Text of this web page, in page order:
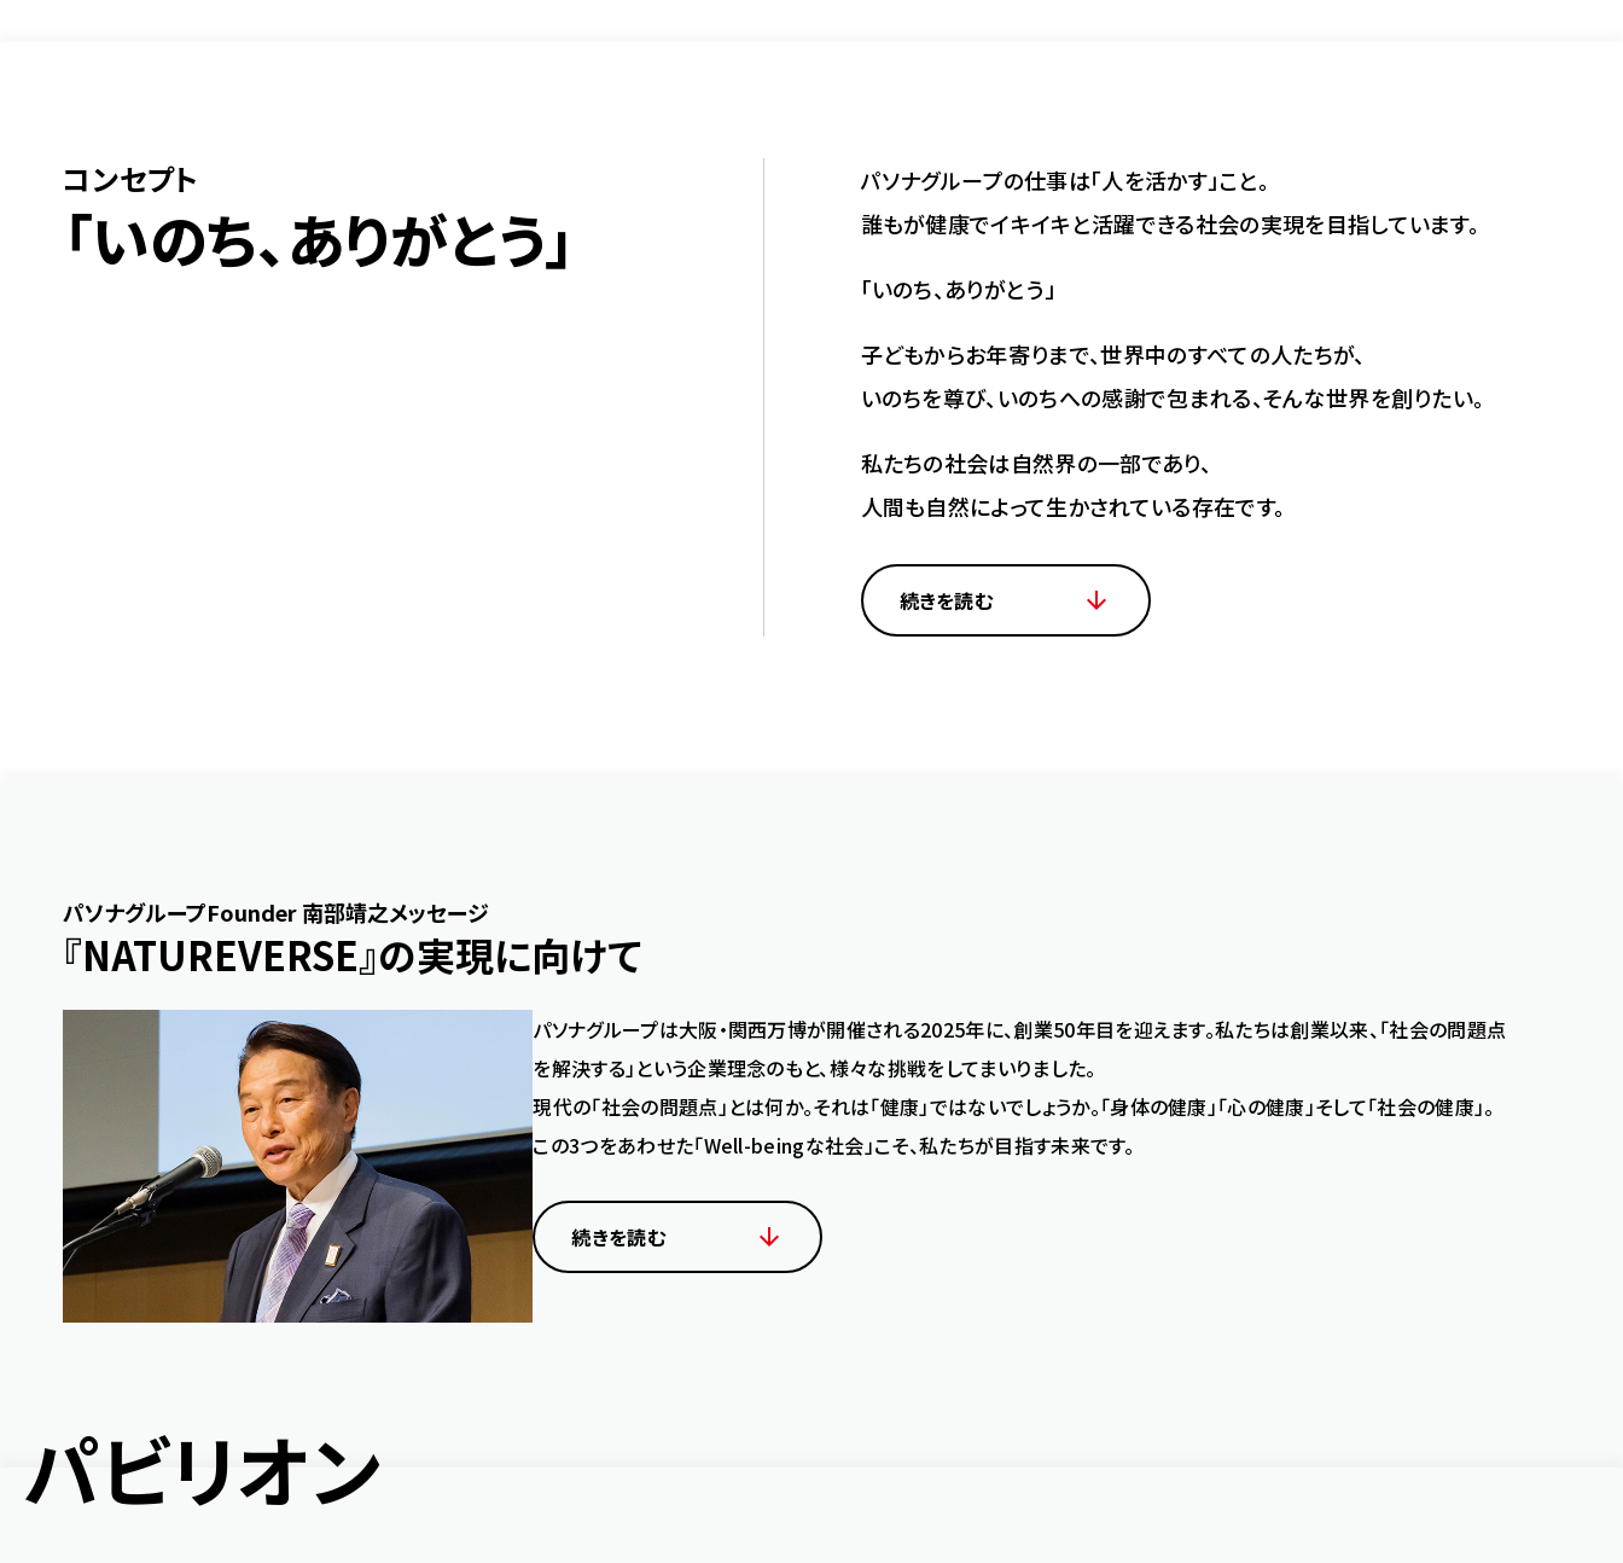
コンセプト
「いのち、ありがとう」
パソナグループの仕事は「人を活かす」こと。
誰もが健康でイキイキと活躍できる社会の実現を目指しています。
「いのち、ありがとう」
子どもからお年寄りまで、世界中のすべての人たちが、
いのちを尊び、いのちへの感謝で包まれる、そんな世界を創りたい。
私たちの社会は自然界の一部であり、
人間も自然によって生かされている存在です。
続きを読む
パソナグループFounder 南部靖之メッセージ
『NATUREVERSE』の実現に向けて
パソナグループは大阪・関西万博が開催される2025年に、創業50年目を迎えます。私たちは創業以来、「社会の問題点
を解決する」という企業理念のもと、様々な挑戦をしてまいりました。
現代の「社会の問題点」とは何か。それは「健康」ではないでしょうか。「身体の健康」「心の健康」そして「社会の健康」。
この3つをあわせた「Well-beingな社会」こそ、私たちが目指す未来です。
続きを読む
パビリオン